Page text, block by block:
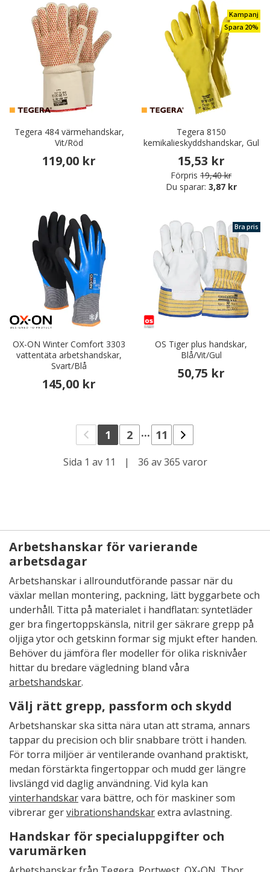
Tegera 484 värmehandskar,
Vit/Röd
119,00 kr
Kampanj
Spara 20%
Tegera 8150
kemikalieskyddshandskar, Gul
15,53 kr
Förpris 19,40 kr
Du sparar: 3,87 kr
OX-ON Winter Comfort 3303
vattentäta arbetshandskar,
Svart/Blå
145,00 kr
Bra pris
OS Tiger plus handskar,
Blå/Vit/Gul
50,75 kr
1 2 ... 11
Sida 1 av 11 | 36 av 365 varor
Arbetshanskar för varierande
arbetsdagar
Arbetshanskar i allroundutförande passar när du
växlar mellan montering, packning, lätt byggarbete och
underhåll. Titta på materialet i handflatan: syntetläder
ger bra fingertoppskänsla, nitril ger säkrare grepp på
oljiga ytor och getskinn formar sig mjukt efter handen.
Behöver du jämföra fler modeller för olika risknivåer
hittar du bredare vägledning bland våra
arbetshandskar.
Välj rätt grepp, passform och skydd
Arbetshanskar ska sitta nära utan att strama, annars
tappar du precision och blir snabbare trött i handen.
För torra miljöer är ventilerande ovanhand praktiskt,
medan förstärkta fingertoppar och mudd ger längre
livslängd vid daglig användning. Vid kyla kan
vinterhandskarvara bättre, och för maskiner som
vibrerar gervibrationshandskarextra avlastning.
Handskar för specialuppgifter och
varumärken